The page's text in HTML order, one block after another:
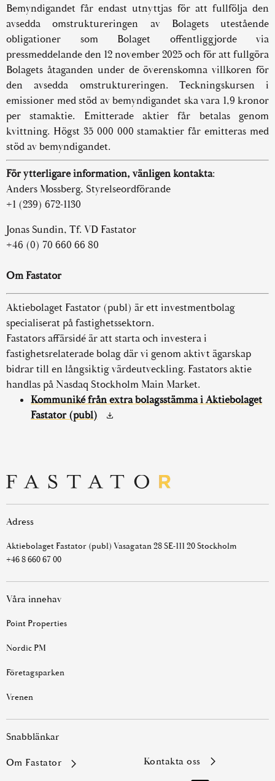
Bemyndigandet får endast utnyttjas för att fullfölja den
avsedda omstruktureringen av Bolagets utestående
obligationer som Bolaget offentliggjorde via
pressmeddelande den 12 november 2025 och för att fullgöra
Bolagets åtaganden under de överenskomna villkoren för
den avsedda omstruktureringen. Teckningskursen i
emissioner med stöd av bemyndigandet ska vara 1,9 kronor
per stamaktie. Emitterade aktier får betalas genom
kvittning. Högst 35 000 000 stamaktier får emitteras med
stöd av bemyndigandet.
För ytterligare information, vänligen kontakta:
Anders Mossberg, Styrelseordförande
+1 (239) 672-1130
Jonas Sundin, Tf. VD Fastator
+46 (0) 70 660 66 80
Om Fastator
Aktiebolaget Fastator (publ) är ett investmentbolag
specialiserat på fastighetssektorn.
Fastators affärsidé är att starta och investera i
fastighetsrelaterade bolag där vi genom aktivt ägarskap
bidrar till en långsiktig värdeutveckling. Fastators aktie
handlas på Nasdaq Stockholm Main Market.
Kommuniké från extra bolagsstämma i Aktiebolaget
Fastator (publ)
Adress
Aktiebolaget Fastator (publ) Vasagatan 28 SE-111 20 Stockholm
+46 8 660 67 00
Våra innehav
Point Properties
Nordic PM
Företagsparken
Vrenen
Snabblänkar
Om Fastator kontakta oss